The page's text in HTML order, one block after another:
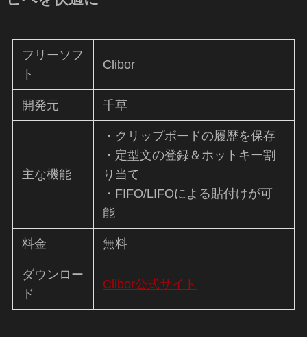
フリーソフ
ト
Clibor
開発元 千草
主な機能
・クリップボードの履歴を保存
・定型文の登録＆ホットキー割
り当て
・FIFO/LIFOによる貼付けが可
能
料金 無料
ダウンロー
ド
Clibor公式サイト